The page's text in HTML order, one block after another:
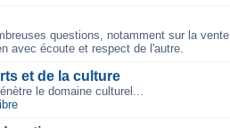
questions, notamment sur la
avec écoute et respect de l'autre.
et de la culture
le domaine culturel...